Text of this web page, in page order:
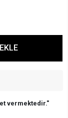
vermektedir."